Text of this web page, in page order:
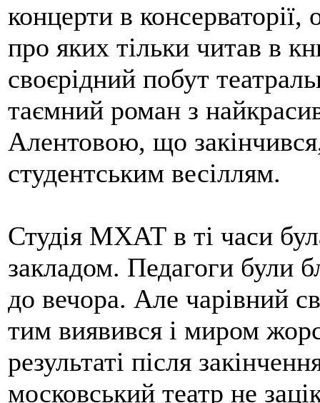
концерти в
про яких тільки читав в
своєрідний побут
таємний роман з
Алентовою, що
студентським весіллям.
Студія МХАТ в ті часи
закладом. Педагоги були
до вечора. Але чарівний
тим виявився і миром
результаті після
московський театр не